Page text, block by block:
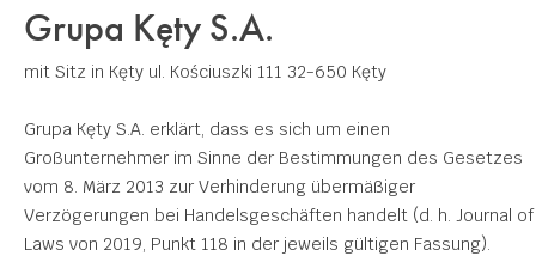
OBERFLÄCHENBEHANDLUNG
MECHANISCHE BEARBEITUNG
ANWENDUNGEN
SOZIALES ENGAGEMENT
KONTAKT
ZUM DOWNLOAD
Grupa Kęty S.A.
mit Sitz in Kęty ul. Kościuszki 111 32-650 Kęty
Grupa Kęty S.A. erklärt, dass es sich um einen
Großunternehmer im Sinne der Bestimmungen des Gesetzes
vom 8. März 2013 zur Verhinderung übermäßiger
Verzögerungen bei Handelsgeschäften handelt (d. h. Journal of
Laws von 2019, Punkt 118 in der jeweils gültigen Fassung).